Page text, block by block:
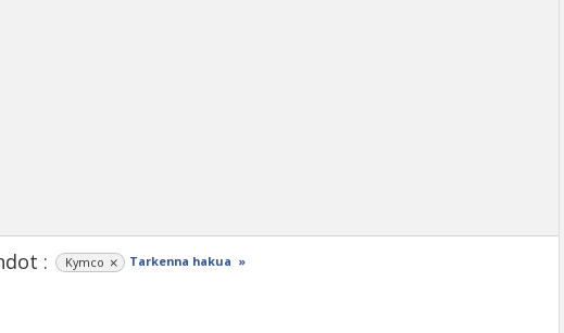
: Kymco Tarkenna hakua »